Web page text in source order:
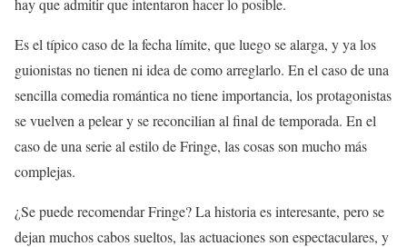
Es el típico caso de la fecha límite, que luego se alarga, y ya los
guionistas no tienen ni idea de como arreglarlo. En el caso de una
sencilla comedia romántica no tiene importancia, los protagonistas
se vuelven a pelear y se reconcilian al final de temporada. En el
caso de una serie al estilo de Fringe, las cosas son mucho más
complejas.
¿Se puede recomendar Fringe? La historia es interesante, pero se
dejan muchos cabos sueltos, las actuaciones son espectaculares, y